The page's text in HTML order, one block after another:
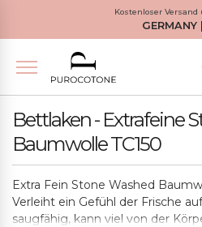
Kostenloser Versand
GERMANY
Bettlaken - Extrafeine
Baumwolle TC150
Extra Fein Stone Washed
Verleiht ein Gefühl der Frische
saugfähig, kann viel von der